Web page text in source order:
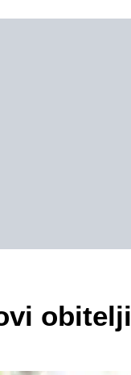
obitelji